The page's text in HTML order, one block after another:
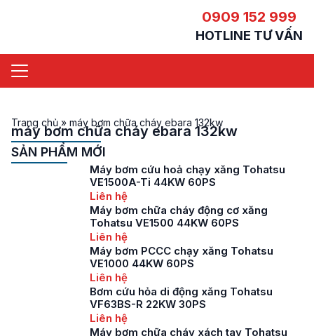
0909 152 999
HOTLINE TƯ VẤN
Trang chủ » máy bơm chữa cháy ebara 132kw
máy bơm chữa cháy ebara 132kw
SẢN PHẨM MỚI
Máy bơm cứu hoả chạy xăng Tohatsu
VE1500A-Ti 44KW 60PS
Liên hệ
Máy bơm chữa cháy động cơ xăng
Tohatsu VE1500 44KW 60PS
Liên hệ
Máy bơm PCCC chạy xăng Tohatsu
VE1000 44KW 60PS
Liên hệ
Bơm cứu hỏa di động xăng Tohatsu
VF63BS-R 22KW 30PS
Liên hệ
Máy bơm chữa cháy xách tay Tohatsu